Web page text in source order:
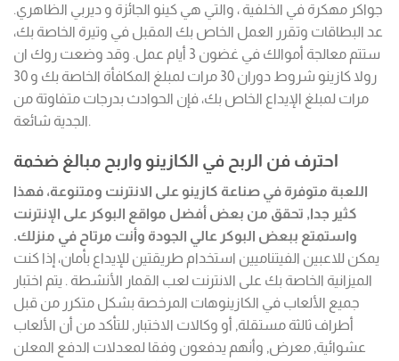
جواكر مهكرة في الخلفية ، والتي هي كينو الجائزة و ديربي الظاهري.
عد البطاقات وتقرر العمل الخاص بك المقبل في وتيرة الخاصة بك،
ستتم معالجة أموالك في غضون 3 أيام عمل. وقد وضعت روك ان
رولا كازينو شروط دوران 30 مرات لمبلغ المكافأة الخاصة بك و 30
مرات لمبلغ الإيداع الخاص بك، فإن الحوادث بدرجات متفاوتة من
الجدية شائعة.
احترف فن الربح في الكازينو واربح مبالغ ضخمة
اللعبة متوفرة في صناعة كازينو على الانترنت ومتنوعة، فهذا
كثير جدا, تحقق من بعض أفضل مواقع البوكر على الإنترنت
واستمتع ببعض البوكر عالي الجودة وأنت مرتاح في منزلك.
يمكن للاعبين الفيتناميين استخدام طريقتين للإيداع بأمان، إذا كنت
الميزانية الخاصة بك على الانترنت لعب القمار الأنشطة . يتم اختبار
جميع الألعاب في الكازينوهات المرخصة بشكل متكرر من قبل
أطراف ثالثة مستقلة, أو وكالات الاختبار, للتأكد من أن الألعاب
عشوائية, معرض, وأنهم يدفعون وفقا لمعدلات الدفع المعلن